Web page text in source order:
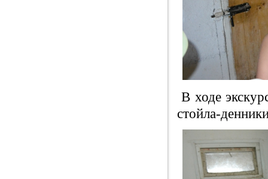
В ходе
стойла-